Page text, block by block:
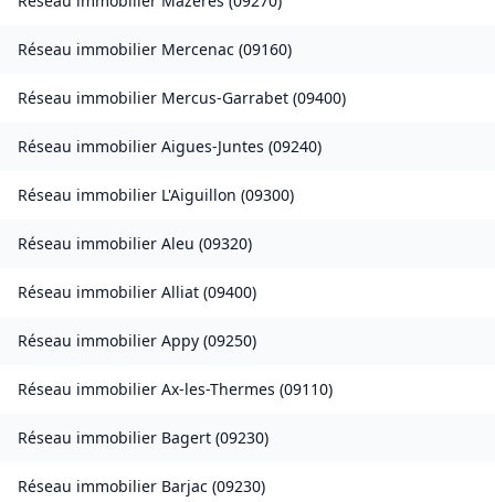
Réseau immobilier Mercenac (09160)
Réseau immobilier Mercus-Garrabet (09400)
Réseau immobilier Aigues-Juntes (09240)
Réseau immobilier L'Aiguillon (09300)
Réseau immobilier Aleu (09320)
Réseau immobilier Alliat (09400)
Réseau immobilier Appy (09250)
Réseau immobilier Ax-les-Thermes (09110)
Réseau immobilier Bagert (09230)
Réseau immobilier Barjac (09230)